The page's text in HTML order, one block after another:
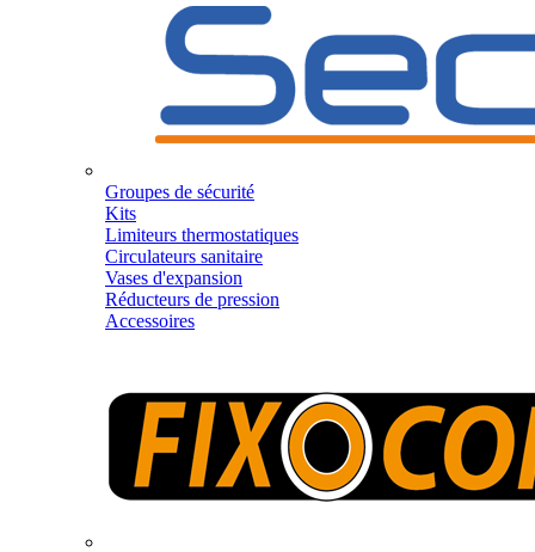
Groupes de sécurité
Kits
Limiteurs thermostatiques
Circulateurs sanitaire
Vases d'expansion
Réducteurs de pression
Accessoires